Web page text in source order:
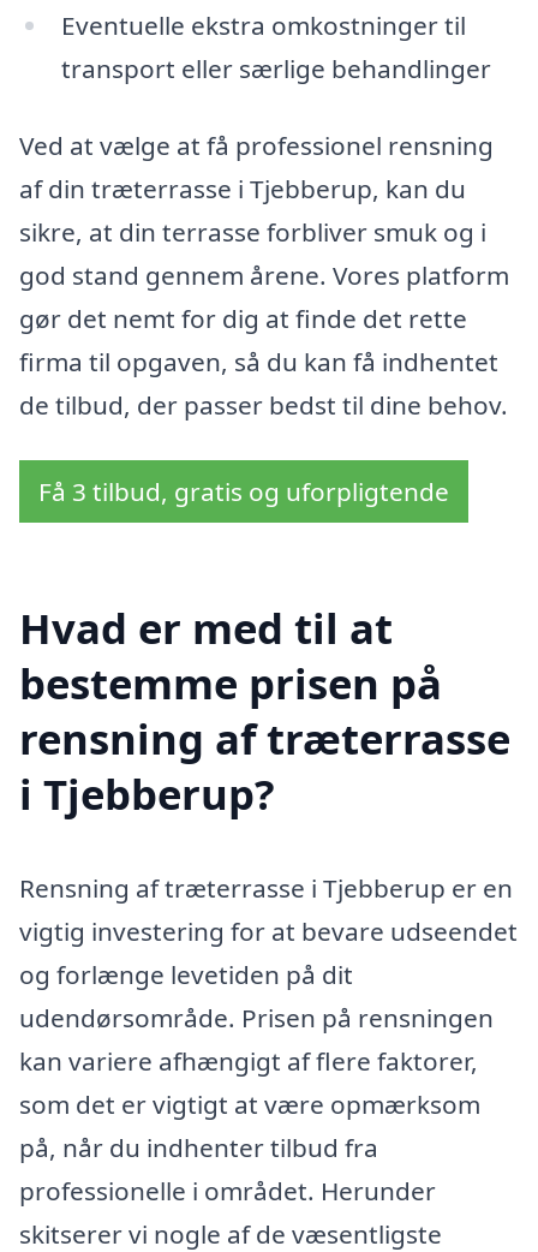
Eventuelle ekstra omkostninger til
transport eller særlige behandlinger
Ved at vælge at få professionel rensning
af din træterrasse i Tjebberup, kan du
sikre, at din terrasse forbliver smuk og i
god stand gennem årene. Vores platform
gør det nemt for dig at finde det rette
firma til opgaven, så du kan få indhentet
de tilbud, der passer bedst til dine behov.
Få 3 tilbud, gratis og uforpligtende
Hvad er med til at
bestemme prisen på
rensning af træterrasse
i Tjebberup?
Rensning af træterrasse i Tjebberup er en
vigtig investering for at bevare udseendet
og forlænge levetiden på dit
udendørsområde. Prisen på rensningen
kan variere afhængigt af flere faktorer,
som det er vigtigt at være opmærksom
på, når du indhenter tilbud fra
professionelle i området. Herunder
skitserer vi nogle af de væsentligste